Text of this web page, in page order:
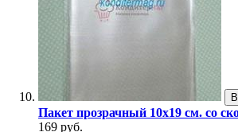
Пакет прозрачный 10х19 см. со
169 руб.